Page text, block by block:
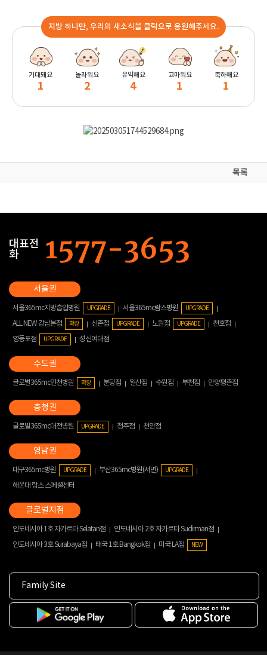
지방 하나만, 우리의 새소식을 클릭으로 응원해주세요.
기대돼요
1
놀라워요
2
유익해요
4
고마워요
1
축하해요
1
목록
대표전
화
서울365mc지방흡입병원 UPGRADE 서울365mc람스병원 UPGRADE
ALL NEW 강남본점 확장 신촌점 UPGRADE 노원점 UPGRADE
천호점
영등포점
UPGRADE 성신여대점
글로벌365mc인천병원 확장 분당점 일산점 수원점 부천점 안양평촌점
글로벌365mc대전병원 UPGRADE 청주점 천안점
대구365mc병원 UPGRADE 부산365mc병원(서면) UPGRADE
해운대 람스 스페셜센터
인도네시아 1호 자카르타 Selatan점
인도네시아 2호 자카르타 Sudirman점
인도네시아 3호 Surabaya점
태국 1호 Bangkok점 미국 LA점 NEW
Family Site